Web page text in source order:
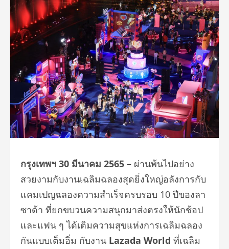
กรุงเทพฯ 30 มีนาคม 2565 – ผ่านพ้นไปอย่าง
สวยงามกับงานเฉลิมฉลองสุดยิ่งใหญ่อลังการกับ
แคมเปญฉลองความสำเร็จครบรอบ 10 ปีของลา
ซาด้า ที่ยกขบวนความสนุกมาส่งตรงให้นักช้อป
และแฟน ๆ ได้เติมความสุขแห่งการเฉลิมฉลอง
กันแบบเต็มอิ่ม กับงาน Lazada World ที่เฉลิม